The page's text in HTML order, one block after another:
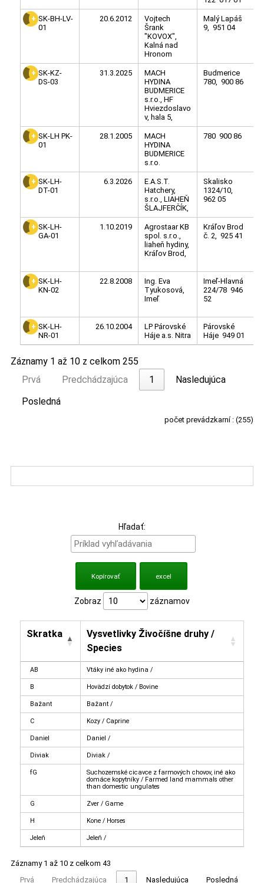
SK-BH-LV-
01
20.6.2012
Vojtech
Šrank
"KOVOX",
Kalná nad
Hronom
Malý Lapáš
9, 951 04
SK-KZ-
DS-03
31.3.2025
MACH
HYDINA
BUDMERICE
s.r.o., HF
Hviezdoslavo
v, hala 5,
Budmerice
780, 900 86
SK-LH PK-
01
28.1.2005
MACH
HYDINA
BUDMERICE
s.r.o.
780 900 86
SK-LH-
DT-01
6.3.2026
E.A.S.T.
Hatchery,
s.r.o., LIAHEŇ
ŠLAJFERČÍK,
Skalisko
1324/10,
962 05
SK-LH-
GA-01
1.10.2019
Agrostaar KB
spol. s.r.o.,
liaheň hydiny,
Kráľov Brod,
Kráľov Brod
č. 2, 925 41
SK-LH-
KN-02
22.8.2008
Ing. Eva
Tyukosová,
Imeľ
Imeľ-Hlavná
224/78 946
52
SK-LH-
NR-01
26.10.2004
LP Párovské
Háje a.s. Nitra
Párovské
Háje 949 01
Záznamy 1 až 10 z celkom 255
Prvá
Predchádzajúca 1
Nasledujúca
Posledná
počet prevádzkarní : (255)
Hľadať:
Kopírovať excel
Zobraz záznamov
Skratka
Vysvetlivky Živočíšne druhy /
Species
AB Vtáky iné ako hydina /
B Hovädzí dobytok / Bovine
Bažant Bažant /
C Kozy / Caprine
Daniel Daniel /
Diviak Diviak /
fG
Suchozemské cicavce z farmových chovov, iné ako
domáce kopytníky / Farmed land mammals other
than domestic ungulates
G Zver / Game
H Kone / Horses
Jeleň Jeleň /
Záznamy 1 až 10 z celkom 43
Prvá
Predchádzajúca 1 Nasledujúca Posledná